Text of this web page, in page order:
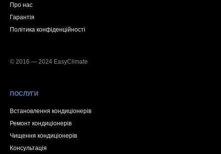
Про нас
Гарантія
Політика конфіденційності
© 2016 — 2024 EasyClimate
ПОСЛУГИ
Встановлення кондиціонерів
Ремонт кондиціонерів
Чищення кондиціонерів
Консультація